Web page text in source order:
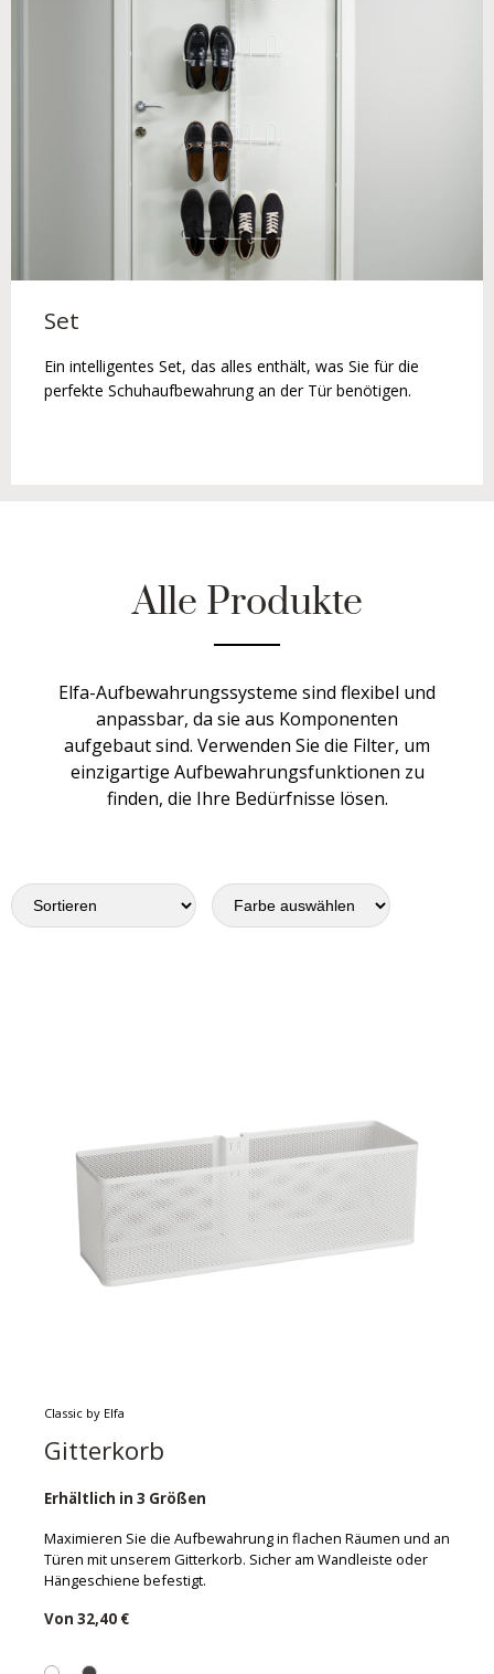
Set
Ein intelligentes Set, das alles enthält, was Sie für die
perfekte Schuhaufbewahrung an der Tür benötigen.
Alle Produkte
Elfa-Aufbewahrungssysteme sind flexibel und
anpassbar, da sie aus Komponenten
aufgebaut sind. Verwenden Sie die Filter, um
einzigartige Aufbewahrungsfunktionen zu
finden, die Ihre Bedürfnisse lösen.
Classic by Elfa
Gitterkorb
Erhältlich in 3 Größen
Maximieren Sie die Aufbewahrung in flachen Räumen und an
Türen mit unserem Gitterkorb. Sicher am Wandleiste oder
Hängeschiene befestigt.
Von 32,40 €